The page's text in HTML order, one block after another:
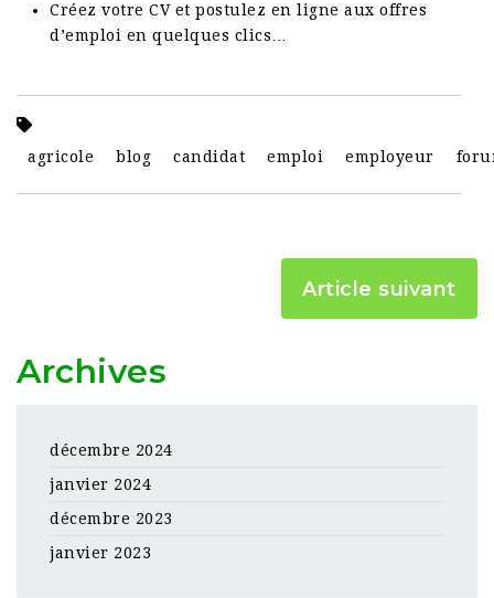
Créez votre CV et postulez en ligne aux offres
d’emploi en quelques clics…
agricole blog candidat emploi employeur
Article suivant
Archives
décembre 2024
janvier 2024
décembre 2023
janvier 2023